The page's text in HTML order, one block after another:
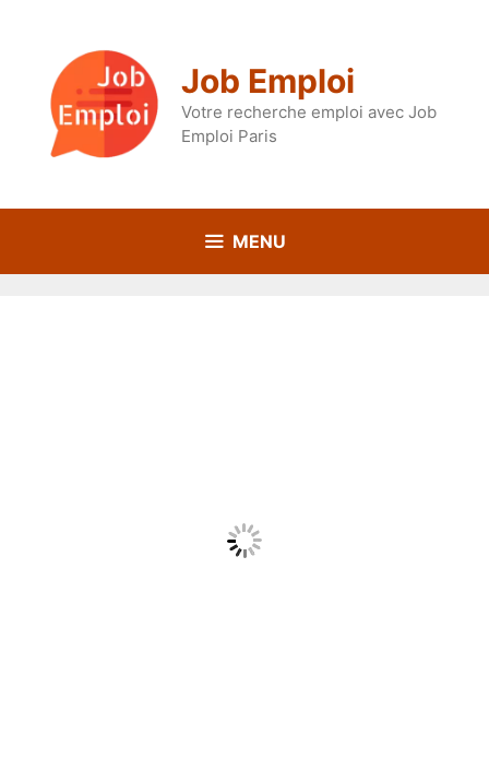
Job Emploi
Votre recherche emploi avec Job
Emploi Paris
MENU